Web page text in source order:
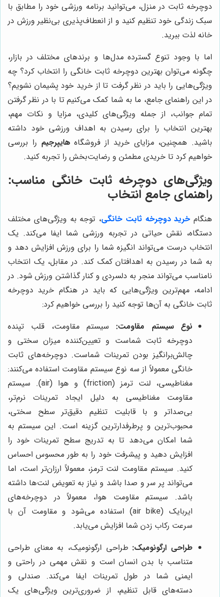
دوچرخه ثابت در منزل، می‌توانید برنامه ورزشی خود را مطابق با
سبک زندگی خود تنظیم کنید و از انعطاف‌پذیری بی‌نظیر ورزش در
خانه لذت ببرید.
اما با وجود تنوع گسترده مدل‌ها و برندهای مختلف در بازار،
چگونه می‌توان بهترین دوچرخه ثابت خانگی را انتخاب کرد؟ چه
ویژگی‌هایی را باید در نظر گرفت تا از خرید خود پشیمان نشویم؟
در این راهنمای جامع، ما به شما کمک می‌کنیم تا با در نظر گرفتن
تمام جوانب، از جمله ویژگی‌های کلیدی، مزایا و نکات مهم،
بهترین انتخاب را برای رسیدن به اهداف ورزشی خود داشته
باشید. همچنین، مزایای خرید از فروشگاههایپرجیم را بررسی
خواهیم کرد تا خریدی مطمئن و رضایت‌بخش را تجربه کنید.
ویژگی‌های دوچرخه ثابت خانگی مناسب:
راهنمای جامع انتخاب
هنگام خرید دوچرخه ثابت خانگی، توجه به ویژگی‌های مختلف
دستگاه، نقش حیاتی در تجربه ورزشی شما ایفا می‌کند. یک
انتخاب درست می‌تواند انگیزه شما را برای ورزش افزایش دهد و
به شما در رسیدن به اهدافتان کمک کند. در مقابل، یک انتخاب
نامناسب می‌تواند منجر به دلسردی و کنار گذاشتن ورزش شود. در
ادامه، مهم‌ترین ویژگی‌هایی که باید در هنگام خرید دوچرخه
ثابت خانگی به آن‌ها توجه کنید را بررسی خواهیم کرد:
نوع سیستم مقاومت: سیستم مقاومت، قلب تپنده
دوچرخه ثابت شماست و تعیین‌کننده میزان سختی و
چالش‌برانگیز بودن تمرینات شماست. دوچرخه‌های ثابت
خانگی معمولاً از سه نوع سیستم مقاومت استفاده می‌کنند:
مغناطیسی، لنت ترمز (friction) و هوا (air). سیستم
مقاومت مغناطیسی به دلیل ایجاد تمرینات نرم‌تر،
بی‌صداتر و با قابلیت تنظیم دقیق‌تر سطح سختی،
محبوب‌ترین و پرطرفدارترین گزینه است. این سیستم به
شما امکان می‌دهد تا به تدریج سطح تمرینات خود را
افزایش دهید و پیشرفت خود را به طور محسوس احساس
کنید. سیستم مقاومت لنت ترمز، معمولاً ارزان‌تر است، اما
می‌تواند پر سر و صدا باشد و نیاز به تعویض لنت‌ها داشته
باشد. سیستم مقاومت هوا، معمولاً در دوچرخه‌های
ایربایک (air bike) استفاده می‌شود و مقاومت آن با
سرعت رکاب زدن شما افزایش می‌یابد.
طراحی ارگونومیک: طراحی ارگونومیک، به معنای طراحی
متناسب با بدن انسان است و نقش مهمی در راحتی و
ایمنی شما در طول تمرینات ایفا می‌کند. صندلی و
دسته‌های قابل تنظیم، از ضروری‌ترین ویژگی‌های یک